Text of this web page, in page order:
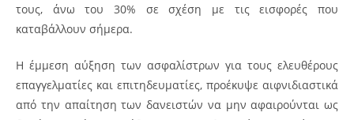
τους, άνω του 30% σε σχέση με τις εισφορές που
καταβάλλουν σήμερα.
Η έμμεση αύξηση των ασφαλίστρων για τους ελευθέρους
επαγγελματίες και επιτηδευματίες, προέκυψε αιφνιδιαστικά
από την απαίτηση των δανειστών να μην αφαιρούνται ως